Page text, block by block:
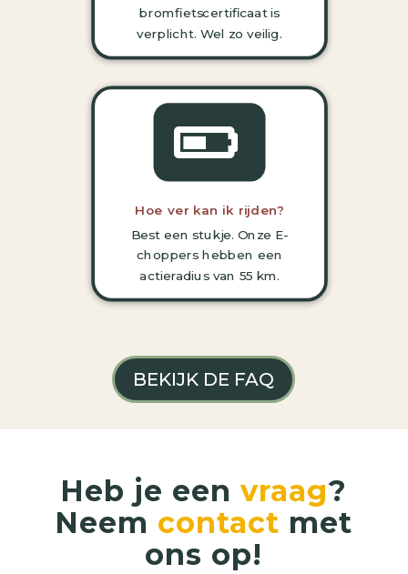
bromfietscertificaat is
verplicht. Wel zo veilig.

Hoe ver kan ik rijden?
Best een stukje. Onze E-
choppers hebben een
actieradius van 55 km.
BEKIJK DE FAQ
Heb je eenvraag?
Neem contact met
ons op!